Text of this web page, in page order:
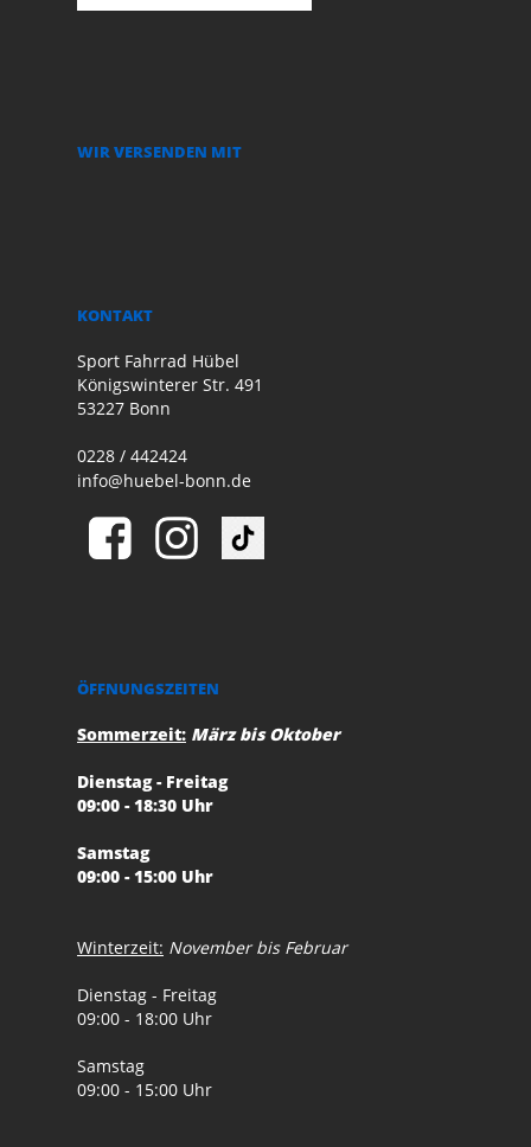
WIR VERSENDEN MIT
KONTAKT
Sport Fahrrad Hübel
Königswinterer Str. 491
53227 Bonn
0228 / 442424
info@huebel-bonn.de
ÖFFNUNGSZEITEN
Sommerzeit: März bis Oktober
Dienstag - Freitag
09:00 - 18:30 Uhr
Samstag
09:00 - 15:00 Uhr
Winterzeit: November bis Februar
Dienstag - Freitag
09:00 - 18:00 Uhr
Samstag
09:00 - 15:00 Uhr